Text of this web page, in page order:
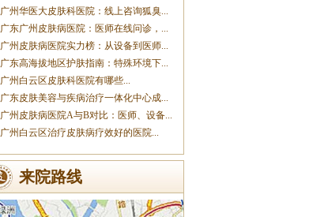
广州华医大皮肤科医院：线上咨询狐臭...
广东广州皮肤病医院：医师在线问诊，...
广州皮肤病医院实力榜：从设备到医师...
广东高海拔地区护肤指南：特殊环境下...
广州白云区皮肤科医院有哪些...
广东皮肤美容与疾病治疗一体化中心成...
广州皮肤病医院A与B对比：医师、设备...
广州白云区治疗皮肤病疗效好的医院...
来院路线